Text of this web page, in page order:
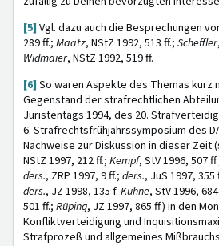
[5] Vgl. dazu auch die Besprechungen
289 ff.; Maatz, NStZ 1992, 513 ff.; Scheffler
Widmaier, NStZ 1992, 519 ff.
[6] So waren Aspekte des Themas kurz
Gegenstand der strafrechtlichen
Juristentags 1994, des 20.
6. Strafrechtsfrühjahrssymposium des
Nachweise zur Diskussion in dieser Zeit
NStZ 1997, 212 ff.; Kempf, StV 1996, 507
ders., ZRP 1997, 9 ff.; ders., JuS 1997, 355
ders., JZ 1998, 135 f. Kühne, StV 1996,
501 ff.; Rüping, JZ 1997, 865 ff.) in den
Konfliktverteidigung und
Strafprozeß und allgemeines